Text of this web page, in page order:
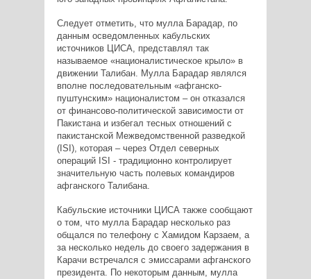
Следует отметить, что мулла Барадар, по
данным осведомленных кабульских
источников ЦИСА, представлял так
называемое «националистическое крыло» в
движении Талибан. Мулла Барадар являлся
вполне последовательным «афганско-
пуштунским» националистом – он отказался
от финансово-политической зависимости от
Пакистана и избегал тесных отношений с
пакистанской Межведомственной разведкой
(ISI), которая – через Отдел северных
операций ISI - традиционно контролирует
значительную часть полевых командиров
афганского Талибана.
Кабульские источники ЦИСА также сообщают
о том, что мулла Барадар несколько раз
общался по телефону с Хамидом Карзаем, а
за несколько недель до своего задержания в
Карачи встречался с эмиссарами афганского
президента. По некоторым данным, мулла